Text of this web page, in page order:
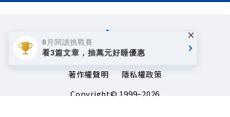
著作權聲明
隱私權政策
Copyright© 1999~2026
8月閱讀挑戰賽
看3篇文章，抽萬元好睡優惠
×